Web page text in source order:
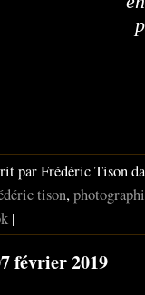
par Frédéric Tison
tison,
|
février 2019